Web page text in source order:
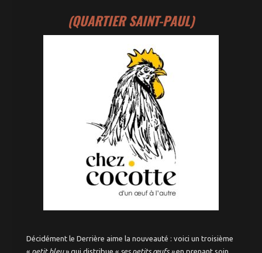
(QUARTIER SAINT-PAUL)
Décidément le Derrière aime la nouveauté : voici un troisième